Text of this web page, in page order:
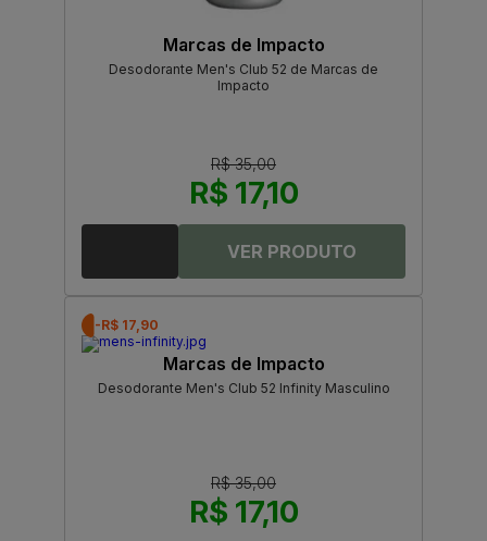
Marcas de Impacto
Desodorante Men's Club 52 de Marcas de
Impacto
R$ 35,00
R$ 17,10
-R$ 17,90
Marcas de Impacto
Desodorante Men's Club 52 Infinity Masculino
R$ 35,00
R$ 17,10